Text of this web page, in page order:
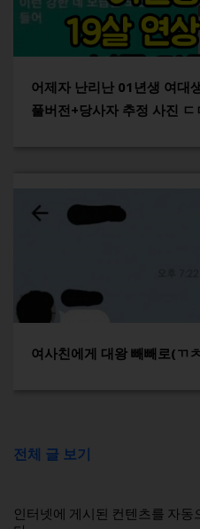
어제자 난리난 01년생 여대
풀버전+당사자 추정 사진 ㄷ
여사친에게 대왕 빼빼로(ㄲ
전체 글 보기
인터넷에 게시된 컨텐츠를 자동